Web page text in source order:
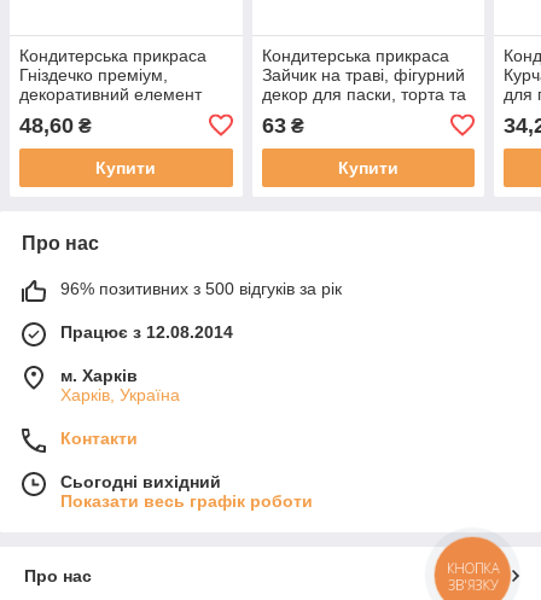
Кондитерська прикраса
Гніздечко преміум,
декоративний елемент
великоднього декору
48,60 ₴
Купити
Кондитерська прикраса
Зайчик на траві, фігурний
декор для паски, торта та
63₴
Купити
для
Про нас
96% позитивних з 500 відгуків за рік
Працює з 12.08.2014
м. Харків
Харків, Україна
Контакти
Сьогодні вихідний
Показати весь графік роботи
Про нас
КНОПКА
ЗВ'ЯЗКУ